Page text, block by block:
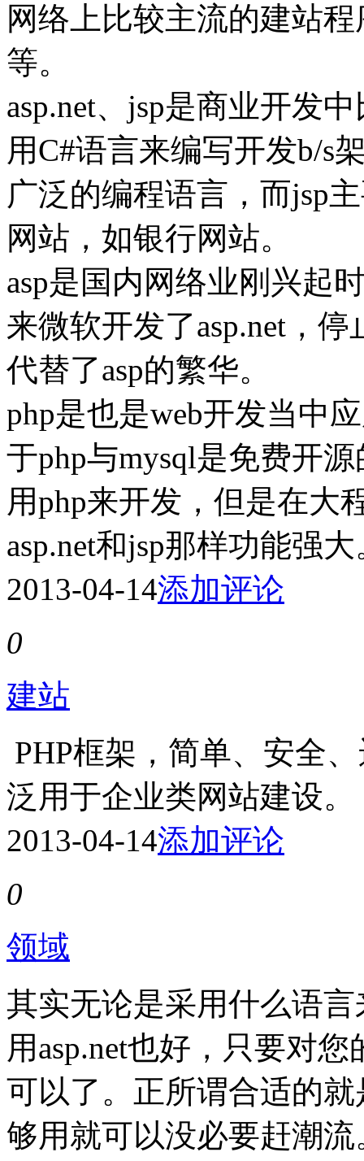
网络上比较主流的建站程
等。
asp.net、jsp是商业开发
用C#语言来编写开发b/s
广泛的编程语言，而jsp
网站，如银行网站。
asp是国内网络业刚兴起
来微软开发了asp.net，停
代替了asp的繁华。
php是也是web开发当中
于php与mysql是免费开
用php来开发，但是在大
asp.net和jsp那样功能强大
2013-04-14添加评论
0
建站
PHP框架，简单、安全
泛用于企业类网站建设。
2013-04-14添加评论
0
领域
其实无论是采用什么语
用asp.net也好，只要对
可以了。正所谓合适的
够用就可以没必要赶潮流